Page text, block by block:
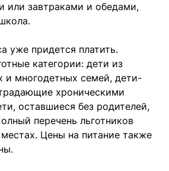
или завтраками и обедами,
уже придется платить.
категории: дети из
и многодетных семей, дети-
хроническими
оставшиеся без родителей,
перечень льготников
Цены на питание также